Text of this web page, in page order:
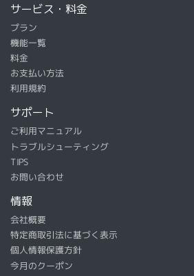
サービス・料金
プラン
機能一覧
料金
お支払い方法
利用規約
サポート
ご利用マニュアル
トラブルシューティング
TIPS
お問い合わせ
情報
会社概要
特定商取引法に基づく表示
個人情報保護方針
今月のクーポン